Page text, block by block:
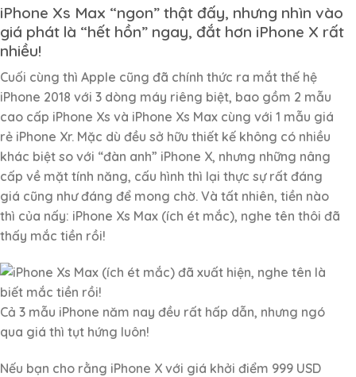
iPhone Xs Max “ngon” thật đấy, nhưng nhìn vào
giá phát là “hết hồn” ngay, đắt hơn iPhone X rất
nhiều!
Cuối cùng thì Apple cũng đã chính thức ra mắt thế hệ
iPhone 2018 với 3 dòng máy riêng biệt, bao gồm 2 mẫu
cao cấp iPhone Xs và iPhone Xs Max cùng với 1 mẫu giá
rẻ iPhone Xr. Mặc dù đều sở hữu thiết kế không có nhiều
khác biệt so với “đàn anh” iPhone X, nhưng những nâng
cấp về mặt tính năng, cấu hình thì lại thực sự rất đáng
giá cũng như đáng để mong chờ. Và tất nhiên, tiền nào
thì của nấy: iPhone Xs Max (ích ét mắc), nghe tên thôi đã
thấy mắc tiền rồi!
Cả 3 mẫu iPhone năm nay đều rất hấp dẫn, nhưng ngó
qua giá thì tụt hứng luôn!
Nếu bạn cho rằng iPhone X với giá khởi điểm 999 USD